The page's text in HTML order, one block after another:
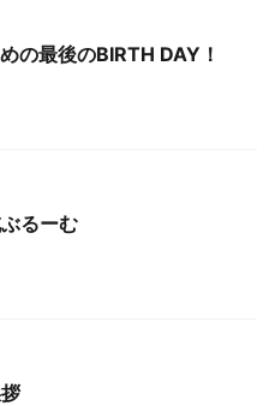
の最後のBIRTH DAY！
るーむ